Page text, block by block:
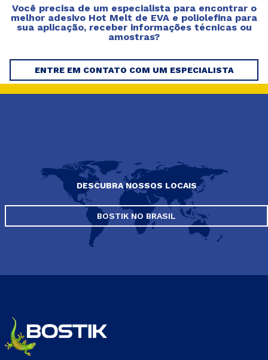
Você precisa de um especialista para encontrar o
melhor adesivo Hot Melt de EVA e poliolefina para
sua aplicação, receber informações técnicas ou
amostras?
ENTRE EM CONTATO COM UM ESPECIALISTA
DESCUBRA NOSSOS LOCAIS
BOSTIK NO BRASIL